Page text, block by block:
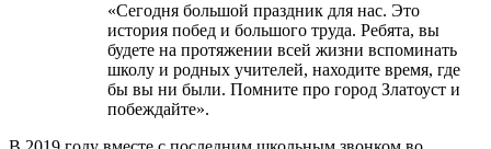
«Сегодня большой праздник для нас. Это
история побед и большого труда. Ребята, вы
будете на протяжении всей жизни вспоминать
школу и родных учителей, находите время, где
бы вы ни были. Помните про город Златоуст и
побеждайте».